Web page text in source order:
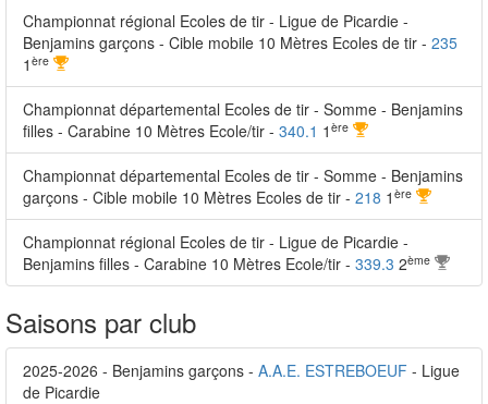
Championnat régional Ecoles de tir - Ligue de Picardie -
Benjamins garçons - Cible mobile 10 Mètres Ecoles de tir - 235
1 ère
Championnat départemental Ecoles de tir - Somme - Benjamins
filles - Carabine 10 Mètres Ecole/tir - 340.1 1 ère
Championnat départemental Ecoles de tir - Somme - Benjamins
garçons - Cible mobile 10 Mètres Ecoles de tir - 218 1 ère
Championnat régional Ecoles de tir - Ligue de Picardie -
Benjamins filles - Carabine 10 Mètres Ecole/tir - 339.3 2ème
Saisons par club
2025-2026 - Benjamins garçons - A.A.E. ESTREBOEUF - Ligue
de Picardie